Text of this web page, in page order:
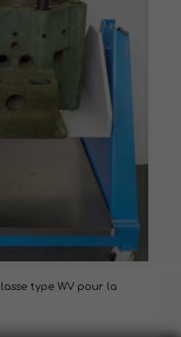
type WV pour la